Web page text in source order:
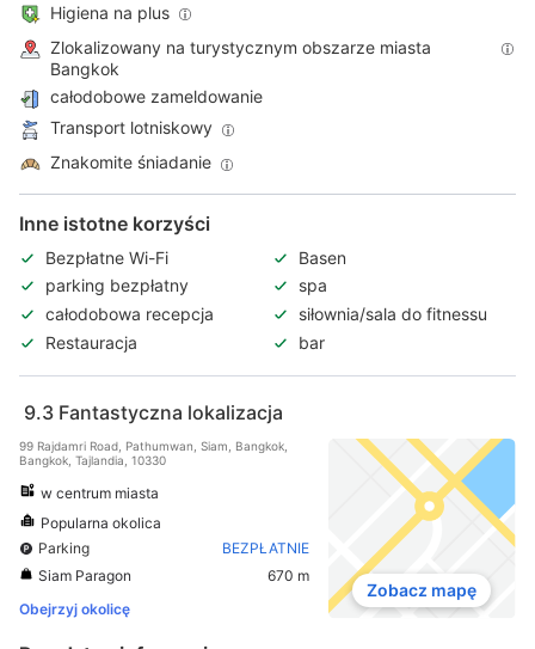
Higiena na plus
Zlokalizowany na turystycznym obszarze miasta
Bangkok
całodobowe zameldowanie
Transport lotniskowy
Znakomite śniadanie
Inne istotne korzyści
Bezpłatne Wi-Fi
Basen
parking bezpłatny
spa
całodobowa recepcja
siłownia/sala do fitnessu
Restauracja
bar
9.3 Fantastyczna lokalizacja
99 Rajdamri Road, Pathumwan, Siam, Bangkok,
Bangkok, Tajlandia, 10330
w centrum miasta
Popularna okolica
Parking
BEZPŁATNIE
Siam Paragon
670 m
Obejrzyj okolicę
Zobacz mapę